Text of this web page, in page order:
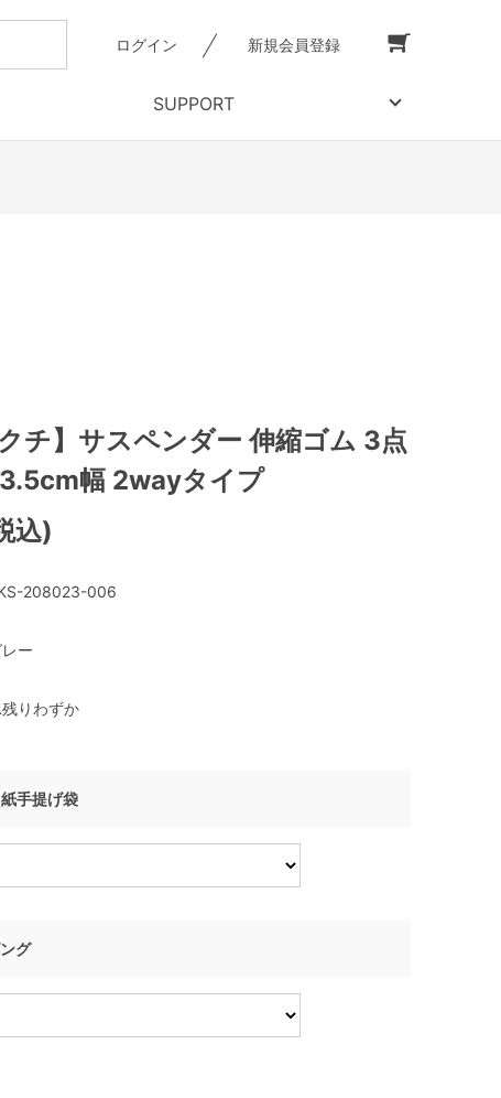
ログイン 新規会員登録
SUPPORT
チ】サスペンダー 伸縮ゴム 3点
幅 2wayタイプ
込)
208023-006
ー
りわずか
手提げ袋
グ